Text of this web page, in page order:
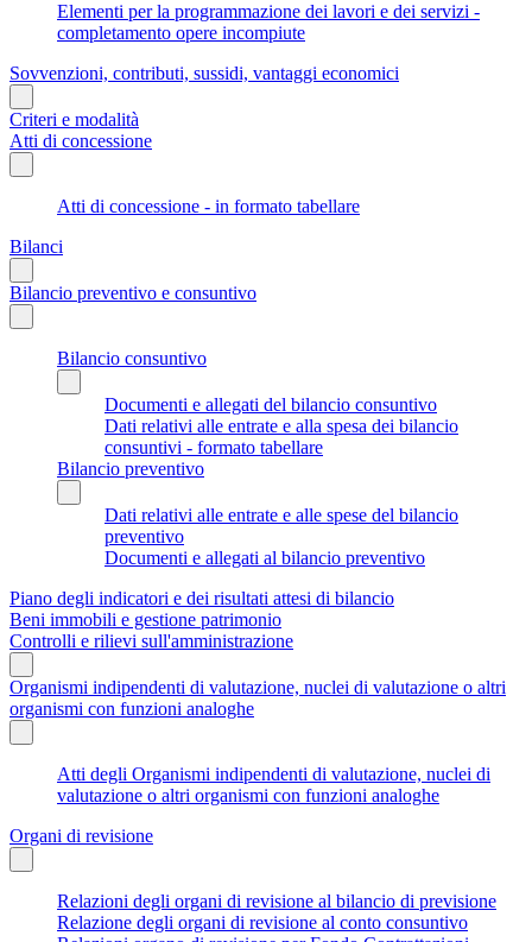
Elementi per la programmazione dei lavori e dei servizi -
completamento opere incompiute
Sovvenzioni, contributi, sussidi, vantaggi economici
Criteri e modalità
Atti di concessione
Atti di concessione - in formato tabellare
Bilanci
Bilancio preventivo e consuntivo
Bilancio consuntivo
Documenti e allegati del bilancio consuntivo
Dati relativi alle entrate e alla spesa dei bilancio
consuntivi - formato tabellare
Bilancio preventivo
Dati relativi alle entrate e alle spese del bilancio
preventivo
Documenti e allegati al bilancio preventivo
Piano degli indicatori e dei risultati attesi di bilancio
Beni immobili e gestione patrimonio
Controlli e rilievi sull'amministrazione
Organismi indipendenti di valutazione, nuclei di valutazione o altri
organismi con funzioni analoghe
Atti degli Organismi indipendenti di valutazione, nuclei di
valutazione o altri organismi con funzioni analoghe
Organi di revisione
Relazioni degli organi di revisione al bilancio di previsione
Relazione degli organi di revisione al conto consuntivo